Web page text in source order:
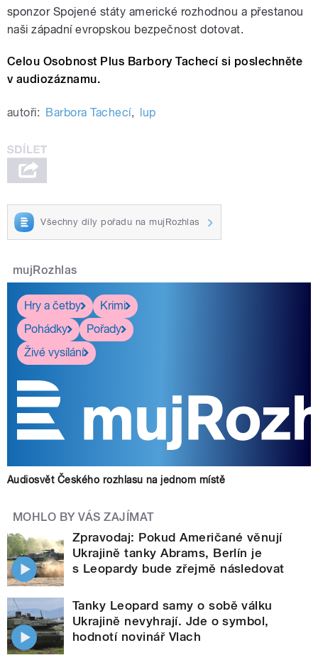
sponzor Spojené státy americké rozhodnou a přestanou
naši západní evropskou bezpečnost dotovat.
Celou Osobnost Plus Barbory Tachecí si poslechněte
v audiozáznamu.
autoři: Barbora Tachecí, lup
Všechny díly pořadu na mujRozhlas
mujRozhlas
Hry a četby
Krimi
Pohádky
Pořady
Živé vysílání
Audiosvět Českého rozhlasu na jednom místě
MOHLO BY VÁS ZAJÍMAT
Zpravodaj: Pokud Američané věnují
Ukrajině tanky Abrams, Berlín je
s Leopardy bude zřejmě následovat
Tanky Leopard samy o sobě válku
Ukrajině nevyhrají. Jde o symbol,
hodnotí novinář Vlach